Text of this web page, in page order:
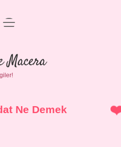
Politikası
Uyarı
menüyü
Macera
Ne Demek